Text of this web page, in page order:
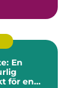
En
för en